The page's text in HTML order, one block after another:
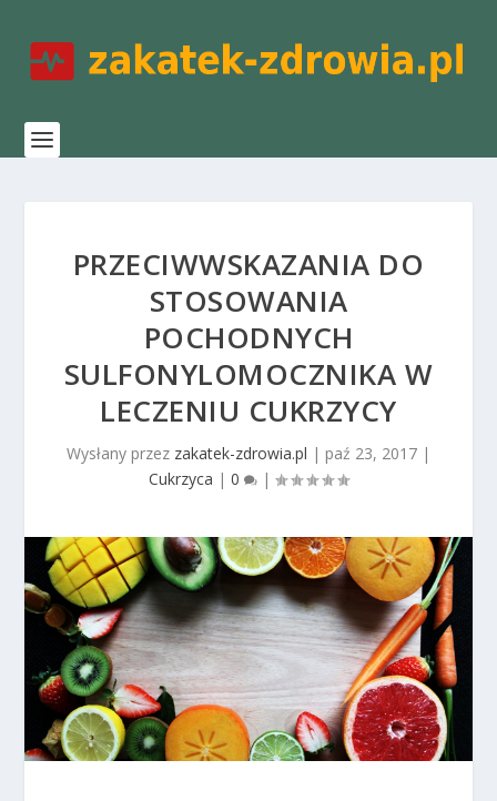
PRZECIWWSKAZANIA DO
STOSOWANIA
POCHODNYCH
SULFONYLOMOCZNIKA W
LECZENIU CUKRZYCY
Wysłany przez zakatek-zdrowia.pl | paź 23, 2017 |
Cukrzyca | 0 |